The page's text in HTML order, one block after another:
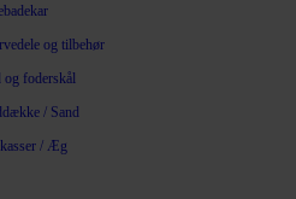
og tilbehør
og foderskål
/ Sand
/ Æg